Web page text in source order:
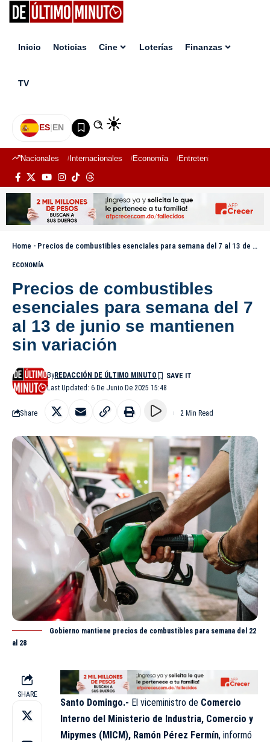
Inicio Noticias Cine Loterías Finanzas
TV
ES|EN
Nacionales Internacionales Economía Entretenimiento
Home - Precios de combustibles esenciales para semana del 7 al 13 de junio se mantienen sin variación
ECONOMÍA
Precios de combustibles
esenciales para semana del 7
al 13 de junio se mantienen
sin variación
Last Updated: 6 De Junio De 2025 15:48
ByREDACCIÓN DE ÚLTIMO MINUTO
Share 2 Min Read
Gobierno mantiene precios de combustibles para semana del 22
al 28
SHARE
Santo Domingo.- El viceministro de Comercio
Interno del Ministerio de Industria, Comercio y
Mipymes (MICM), Ramón Pérez Fermín, informó